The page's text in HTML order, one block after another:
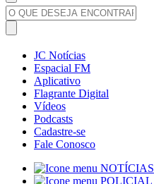
JC Notícias
Espacial FM
Aplicativo
Flagrante Digital
Vídeos
Podcasts
Cadastre-se
Fale Conosco
NOTÍCIAS
POLICIAL